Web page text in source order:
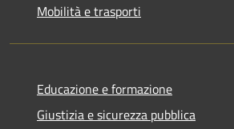
Mobilità e trasporti
Educazione e formazione
Giustizia e sicurezza pubblica